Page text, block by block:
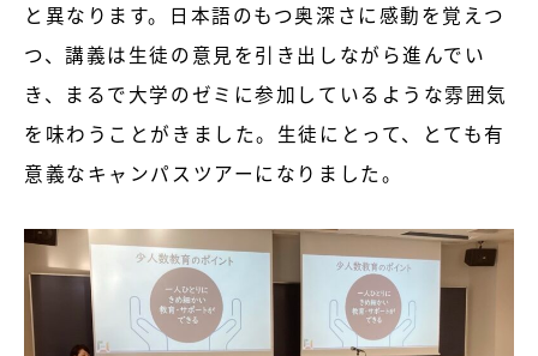
と異なります。日本語のもつ奥深さに感動を覚えつ
つ、講義は生徒の意見を引き出しながら進んでい
き、まるで大学のゼミに参加しているような雰囲気
を味わうことがきました。生徒にとって、とても有
意義なキャンパスツアーになりました。